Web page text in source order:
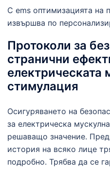
С ems оптимизацията на
извършва по
Протоколи за
странични
електрическата
стимулация
Осигуряването на
за електрическа
решаващо значение.
история на всяко лице
подробно. Трябва да се